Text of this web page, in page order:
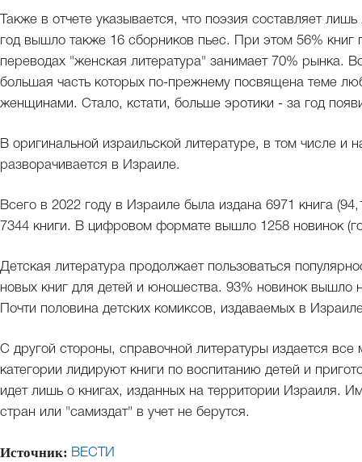
Также в отчете указывается, что поэзия составляет
год вышло также 16 сборников пьес. При этом 56%
переводах "женская литература" занимает 70% рынка.
большая часть которых по-прежнему посвящена теме
женщинами. Стало, кстати, больше эротики - за год
В оригинальной израильской литературе, в том числе и
разворачивается в Израиле.
Всего в 2022 году в Израиле была издана 6971 книга
7344 книги. В цифровом формате вышло 1258 новинок
Детская литература продолжает пользоваться
новых книг для детей и юношества. 93% новинок вышло
Почти половина детских комиксов, издаваемых в
С другой стороны, справочной литературы издается
категории лидируют книги по воспитанию детей и
идет лишь о книгах, изданных на территории Израиля.
стран или "самиздат" в учет не берутся.
Источник: ВЕСТИ